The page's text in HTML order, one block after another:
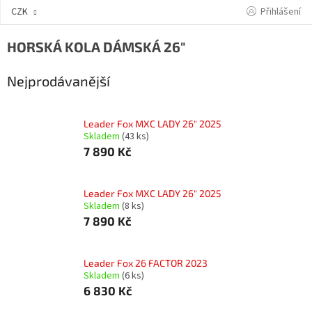
Přejít
CZK Přihlášení
HORSKÁ KOLA DÁMSKÁ 26"
Nejprodávanější
Leader Fox MXC LADY 26" 2025
Skladem (43 ks)
7 890 Kč
Leader Fox MXC LADY 26" 2025
Skladem (8 ks)
7 890 Kč
Leader Fox 26 FACTOR 2023
Skladem (6 ks)
6 830 Kč